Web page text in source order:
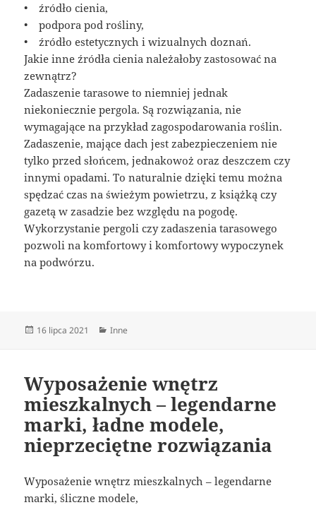
• źródło cienia,
• podpora pod rośliny,
• źródło estetycznych i wizualnych doznań.
Jakie inne źródła cienia należałoby zastosować na
zewnątrz?
Zadaszenie tarasowe to niemniej jednak
niekoniecznie pergola. Są rozwiązania, nie
wymagające na przykład zagospodarowania roślin.
Zadaszenie, mające dach jest zabezpieczeniem nie
tylko przed słońcem, jednakowoż oraz deszczem czy
innymi opadami. To naturalnie dzięki temu można
spędzać czas na świeżym powietrzu, z książką czy
gazetą w zasadzie bez względu na pogodę.
Wykorzystanie pergoli czy zadaszenia tarasowego
pozwoli na komfortowy i komfortowy wypoczynek
na podwórzu.
Data
16 lipca 2021 Kategorie
Inne
Wyposażenie wnętrz
mieszkalnych – legendarne
marki, ładne modele,
nieprzeciętne rozwiązania
Wyposażenie wnętrz mieszkalnych – legendarne
marki, śliczne modele,